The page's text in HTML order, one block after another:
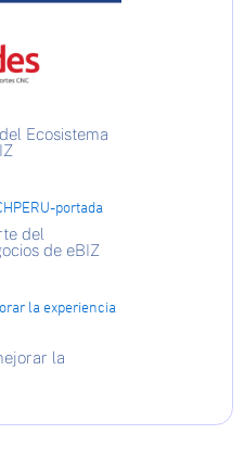
Ecosistema
del
de eBIZ
la